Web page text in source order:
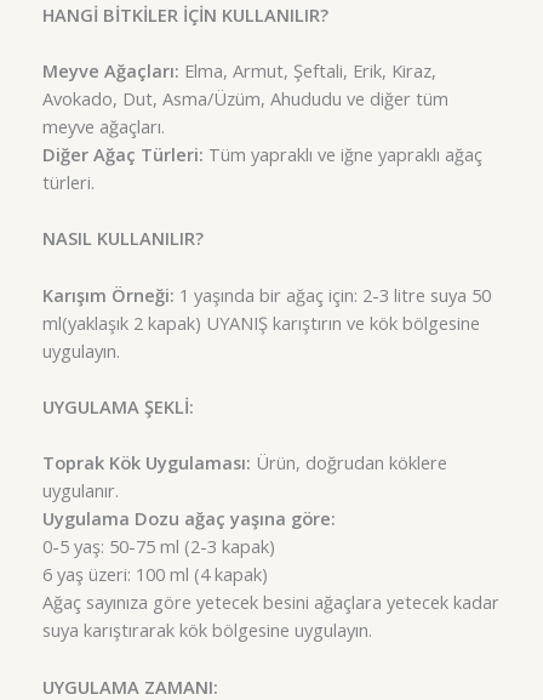
HANGİ BİTKİLER İÇİN KULLANILIR?
Meyve Ağaçları: Elma, Armut, Şeftali, Erik, Kiraz,
Avokado, Dut, Asma/Üzüm, Ahududu ve diğer tüm
meyve ağaçları.
Diğer Ağaç Türleri: Tüm yapraklı ve iğne yapraklı ağaç
türleri.
NASIL KULLANILIR?
Karışım Örneği: 1 yaşında bir ağaç için: 2-3 litre suya 50
ml(yaklaşık 2 kapak) UYANIŞ karıştırın ve kök bölgesine
uygulayın.
UYGULAMA ŞEKLİ:
Toprak Kök Uygulaması: Ürün, doğrudan köklere
uygulanır.
Uygulama Dozu ağaç yaşına göre:
0-5 yaş: 50-75 ml (2-3 kapak)
6 yaş üzeri: 100 ml (4 kapak)
Ağaç sayınıza göre yetecek besini ağaçlara yetecek kadar
suya karıştırarak kök bölgesine uygulayın.
UYGULAMA ZAMANI: